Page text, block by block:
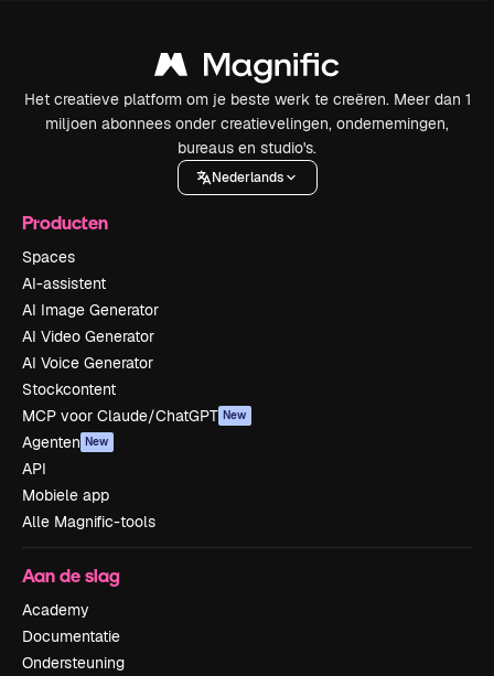
Het creatieve platform om je beste werk te creëren. Meer dan 1
miljoen abonnees onder creatievelingen, ondernemingen,
bureaus en studio's.
Nederlands
Producten
Spaces
AI-assistent
AI Image Generator
AI Video Generator
AI Voice Generator
Stockcontent
MCP voor Claude/ChatGPT New
Agenten New
API
Mobiele app
Alle Magnific-tools
Aan de slag
Academy
Documentatie
Ondersteuning